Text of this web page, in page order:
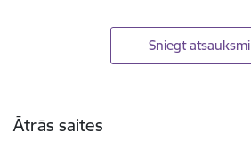
Sniegt atsauksmi
Ātrās saites